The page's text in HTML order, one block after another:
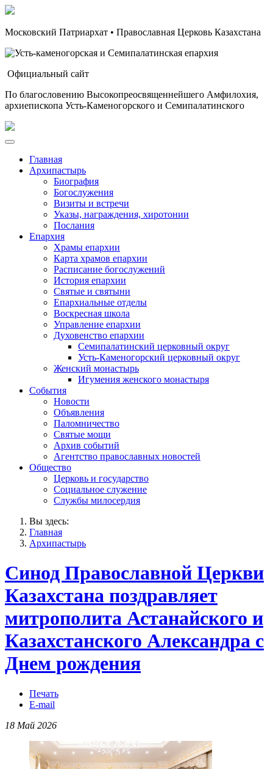
Московский Патриархат • Православная Церковь Казахстана
Официальный сайт
По благословению Высокопреосвященнейшего Амфилохия,
архиепископа Усть-Каменогорского и Семипалатинского
Главная
Архипастырь
Биография
Богослужения
Визиты и встречи
Указы, награждения, хиротонии
Послания
Епархия
Храмы епархии
Карта храмов епархии
Расписание богослужений
История епархии
Святые и святыни
Епархиальные отделы
Воскресная школа
Управление епархии
Духовенство епархии
Семипалатинский церковный округ
Усть-Каменогорский церковный округ
Женский монастырь
Игумения женского монастыря
События
Новости
Объявления
Паломничество
Святые мощи
Архив событий
Агентство православных новостей
Общество
Церковь и государство
Социальное служение
Службы милосердия
Вы здесь:
Главная
Архипастырь
Синод Православной Церкви
Казахстана поздравляет
митрополита Астанайского и
Казахстанского Александра с
Днем рождения
Печать
E-mail
18 Май 2026